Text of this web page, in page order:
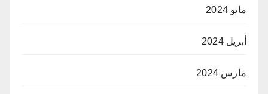
مايو 2024
أبريل 2024
مارس 2024